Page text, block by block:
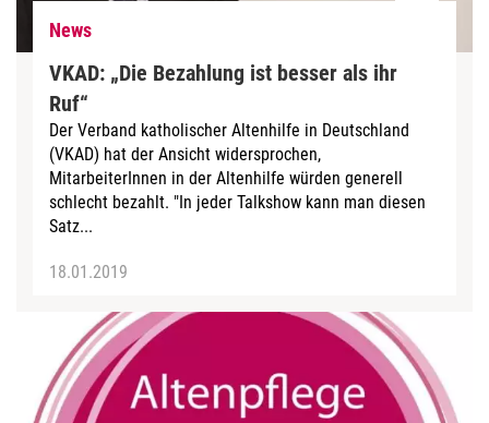
News
VKAD: „Die Bezahlung ist besser als ihr
Ruf“
Der Verband katholischer Altenhilfe in Deutschland
(VKAD) hat der Ansicht widersprochen,
MitarbeiterInnen in der Altenhilfe würden generell
schlecht bezahlt. "In jeder Talkshow kann man diesen
Satz...
18.01.2019